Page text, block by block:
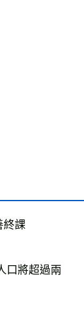
終課
口將超過兩